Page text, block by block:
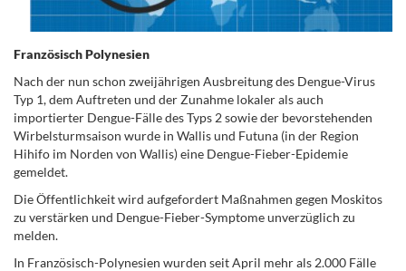
Französisch Polynesien
Nach der nun schon zweijährigen Ausbreitung des Dengue-Virus
Typ 1, dem Auftreten und der Zunahme lokaler als auch
importierter Dengue-Fälle des Typs 2 sowie der bevorstehenden
Wirbelsturmsaison wurde in Wallis und Futuna (in der Region
Hihifo im Norden von Wallis) eine Dengue-Fieber-Epidemie
gemeldet.
Die Öffentlichkeit wird aufgefordert Maßnahmen gegen Moskitos
zu verstärken und Dengue-Fieber-Symptome unverzüglich zu
melden.
In Französisch-Polynesien wurden seit April mehr als 2.000 Fälle